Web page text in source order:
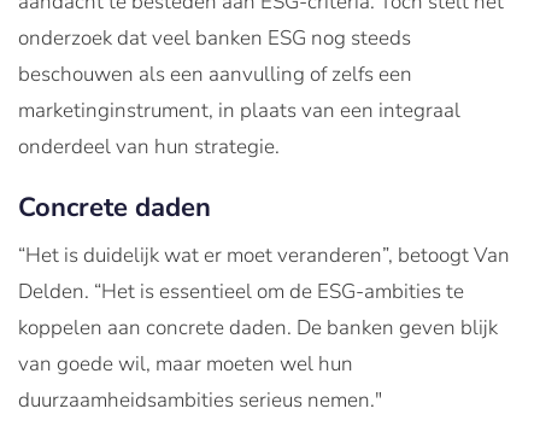
onderzoek dat veel banken ESG nog steeds
beschouwen als een aanvulling of zelfs een
marketinginstrument, in plaats van een integraal
onderdeel van hun strategie.
Concrete daden
“Het is duidelijk wat er moet veranderen”, betoogt Van
Delden. “Het is essentieel om de ESG-ambities te
koppelen aan concrete daden. De banken geven blijk
van goede wil, maar moeten wel hun
duurzaamheidsambities serieus nemen."